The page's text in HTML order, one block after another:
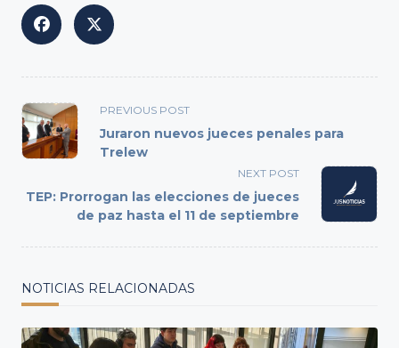
<span
class="nav-
subtitle
reader-
text">Page</span>
PREVIOUS POST
Juraron nuevos jueces penales para
Trelew
NEXT POST
TEP: Prorrogan las elecciones de jueces
de paz hasta el 11 de septiembre
NOTICIAS RELACIONADAS